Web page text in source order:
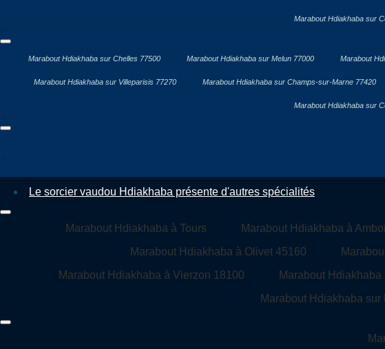
Marabout Hdiakhaba sur
Marabout Hdiakhaba sur Chelles 77500 Marabout Hdiakhaba sur Melun 77000 Marabout
Marabout Hdiakhaba sur Villeparisis 77270 Marabout Hdiakhaba sur Champs-sur-Marne 77420
Marabout Hdiakhaba sur
Le sorcier vaudou Hdiakhaba présente d'autres spécialités
Marabout Hdiakhaba à Tours Marabout Hdiakhaba à
Marabout Hdiakhaba à Olivet 45160
Marabout Hdiakhaba à Vierzon 18100
Marabout
Marabout Hdiakhaba sur